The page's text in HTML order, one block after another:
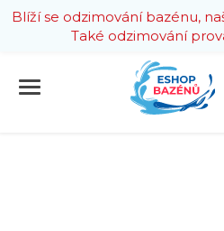
Blíží se odzimování bazénu,
Také odzimování